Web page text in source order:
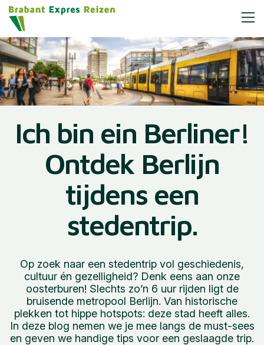
Ich bin ein Berliner!
Ontdek Berlijn
tijdens een
stedentrip.
Op zoek naar een stedentrip vol geschiedenis,
cultuur én gezelligheid? Denk eens aan onze
oosterburen! Slechts zo’n 6 uur rijden ligt de
bruisende metropool Berlijn. Van historische
plekken tot hippe hotspots: deze stad heeft alles.
In deze blog nemen we je mee langs de must-sees
en geven we handige tips voor een geslaagde trip.